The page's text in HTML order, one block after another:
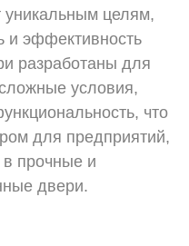
уникальным целям,
и эффективность
разработаны для
условия,
что
для предприятий,
прочные и
двери.